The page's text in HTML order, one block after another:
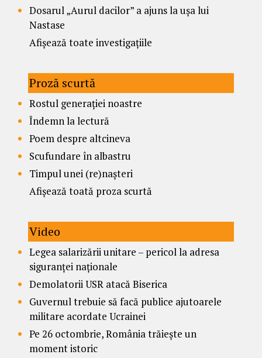
Dosarul „Aurul dacilor” a ajuns la ușa lui
Nastase
Afișează toate investigațiile
Proză scurtă
Rostul generației noastre
Îndemn la lectură
Poem despre altcineva
Scufundare în albastru
Timpul unei (re)nașteri
Afișează toată proza scurtă
Video
Legea salarizării unitare – pericol la adresa
siguranței naționale
Demolatorii USR atacă Biserica
Guvernul trebuie să facă publice ajutoarele
militare acordate Ucrainei
Pe 26 octombrie, România trăiește un
moment istoric